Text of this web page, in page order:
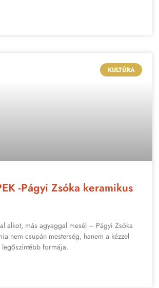
KULTÚRA
-Págyi Zsóka keramikus
alkot, más agyaggal mesél – Págyi Zsóka
nem csupán mesterség, hanem a kézzel
legőszintébb formája.